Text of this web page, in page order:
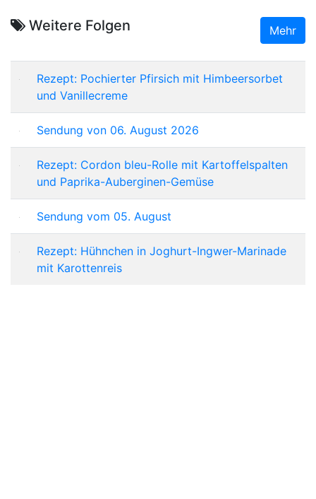
Weitere Folgen Mehr
Rezept: Pochierter Pfirsich mit Himbeersorbet
und Vanillecreme
Sendung von 06. August 2026
Rezept: Cordon bleu-Rolle mit Kartoffelspalten
und Paprika-Auberginen-Gemüse
Sendung vom 05. August
Rezept: Hühnchen in Joghurt-Ingwer-Marinade
mit Karottenreis